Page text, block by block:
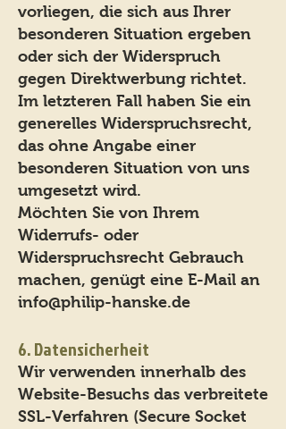
vorliegen, die sich aus Ihrer
besonderen Situation ergeben
oder sich der Widerspruch
gegen Direktwerbung richtet.
Im letzteren Fall haben Sie ein
generelles Widerspruchsrecht,
das ohne Angabe einer
besonderen Situation von uns
umgesetzt wird.
Möchten Sie von Ihrem
Widerrufs- oder
Widerspruchsrecht Gebrauch
machen, genügt eine E-Mail an
info@philip-hanske.de
6. Datensicherheit
Wir verwenden innerhalb des
Website-Besuchs das verbreitete
SSL-Verfahren (Secure Socket